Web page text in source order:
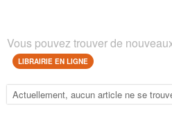
Vous pouvez trouver de
LIBRAIRIE EN LIGNE
Actuellement, aucun article ne se